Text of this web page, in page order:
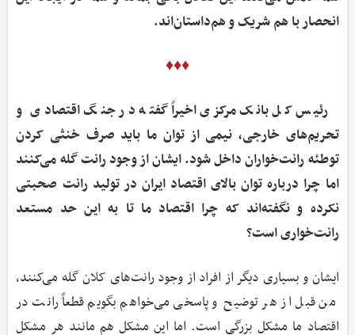
انحصار با هم شریک و هم‌داستان‌اند.
♦♦♦
رئیس کل بانک مرکزی اخیراً گفته در جنگ اقتصادی و
تحریم‌های خارجی، نیمی از توان ما باید صرف خنثی کردن
توطئه رانت‌خواران داخل شود. ایشان از وجود رانت گله می‌کنند
اما چرا درباره توان بالای اقتصاد ایران در تولید رانت صحبتی
نکرده و نگفته‌اند که چرا اقتصاد ما تا به این حد مستعد
رانت‌خواری است؟
ایشان و بسیاری دیگر از افراد از وجود رانت‌های کلان گله می‌کنند،
من قبل از هر توضیح و پاسخی می‌خواهم بگویم قطعاً رانت در
اقتصاد ما مشکل بزرگی است. اما این مشکل هم مانند هر مشکل